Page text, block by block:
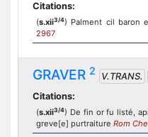
Citations:
(s.xii3/4) Palment cil baron
2967
GRAVER 2 V.TRANS.
Citations:
(s.xii3/4) De fin or fu listé,
greve[e] purtraiture Rom